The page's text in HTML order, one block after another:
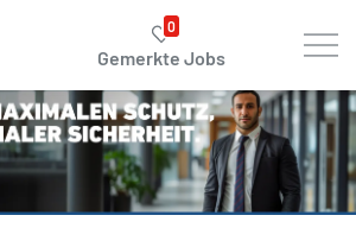
0
Gemerkte Jobs